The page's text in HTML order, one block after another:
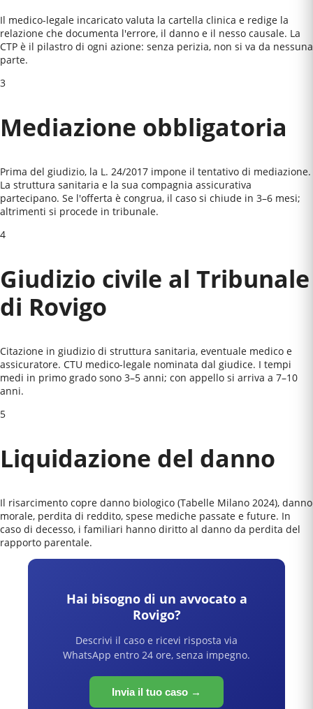
Il medico-legale incaricato valuta la cartella clinica e redige la
relazione che documenta l'errore, il danno e il nesso causale. La
CTP è il pilastro di ogni azione: senza perizia, non si va da nessuna
parte.
3
Mediazione obbligatoria
Prima del giudizio, la L. 24/2017 impone il tentativo di mediazione.
La struttura sanitaria e la sua compagnia assicurativa
partecipano. Se l'offerta è congrua, il caso si chiude in 3–6 mesi;
altrimenti si procede in tribunale.
4
Giudizio civile al Tribunale
di Rovigo
Citazione in giudizio di struttura sanitaria, eventuale medico e
assicuratore. CTU medico-legale nominata dal giudice. I tempi
medi in primo grado sono 3–5 anni; con appello si arriva a 7–10
anni.
5
Liquidazione del danno
Il risarcimento copre danno biologico (Tabelle Milano 2024), danno
morale, perdita di reddito, spese mediche passate e future. In
caso di decesso, i familiari hanno diritto al danno da perdita del
rapporto parentale.
Hai bisogno di un avvocato a
Rovigo?
Descrivi il caso e ricevi risposta via
WhatsApp entro 24 ore, senza impegno.
Invia il tuo caso →